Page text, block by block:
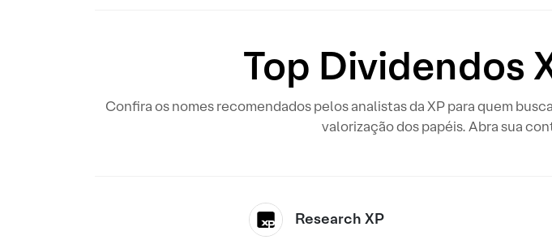
Top Dividendos
Confira os nomes recomendados pelos analistas da XP para quem
valorização dos papéis. Abra sua
Research XP